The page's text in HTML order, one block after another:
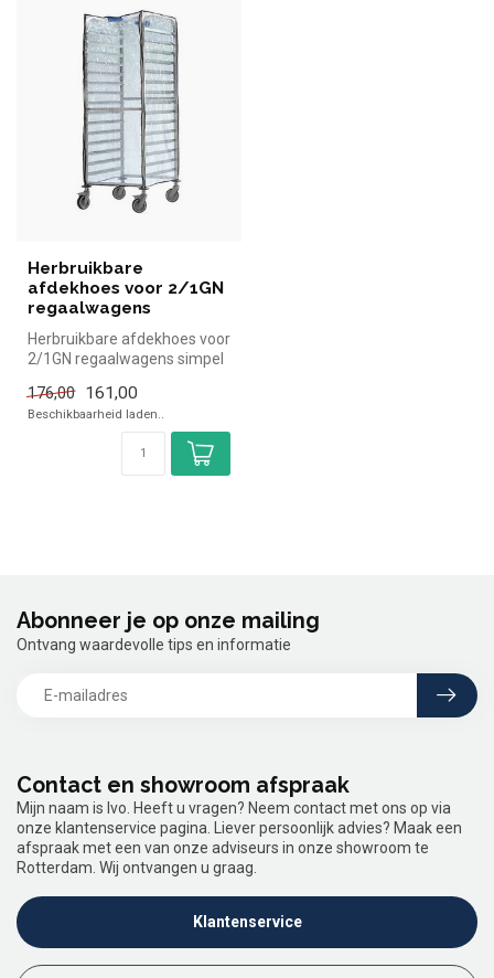
Herbruikbare
afdekhoes voor 2/1GN
regaalwagens
Herbruikbare afdekhoes voor
2/1GN regaalwagens simpel
176,00
161,00
Beschikbaarheid laden..
Contact en showroom afspraak
Mijn naam is Ivo. Heeft u vragen? Neem contact met ons op via
onze klantenservice pagina. Liever persoonlijk advies? Maak een
afspraak met een van onze adviseurs in onze showroom te
Rotterdam. Wij ontvangen u graag.
Klantenservice
Abonneer je op onze mailing
Ontvang waardevolle tips en informatie